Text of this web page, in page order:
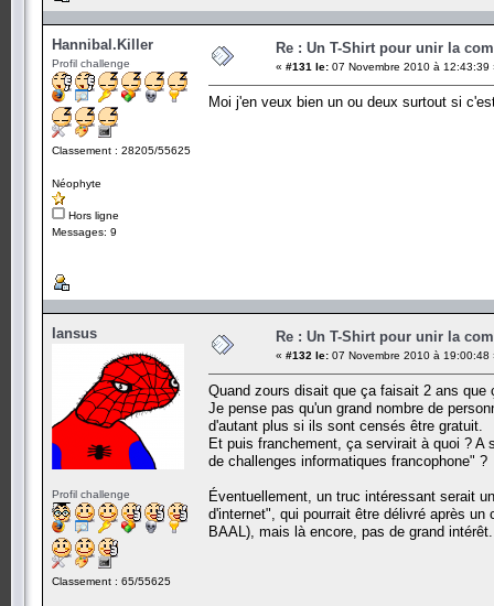
Hannibal.Killer
Profil challenge
Classement : 28205/55625
Néophyte
Hors ligne
Messages: 9
Re : Un T-Shirt pour unir la
« #131 le: 07 Novembre 2010 à 12:43:39
Moi j'en veux bien un ou deux surtout si
Iansus
Profil challenge
Classement : 65/55625
Re : Un T-Shirt pour unir la
« #132 le: 07 Novembre 2010 à 19:00:48
Quand zours disait que ça faisait 2 ans
Je pense pas qu'un grand nombre de
d'autant plus si ils sont censés être gratuit.
Et puis franchement, ça servirait à quoi ?
de challenges informatiques francophone" ?
Éventuellement, un truc intéressant serait
d'internet", qui pourrait être délivré après
BAAL), mais là encore, pas de grand intérêt.